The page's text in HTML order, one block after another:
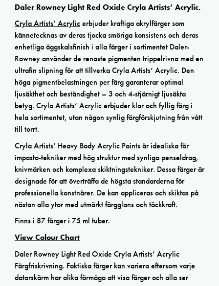
Daler Rowney Light Red Oxide Cryla Artists’ Acrylic.
Cryla Artists’ Acrylicerbjuder kraftiga akrylfärger som
kännetecknas av deras tjocka smöriga konsistens och deras
enhetliga äggskalsfinish i alla färger i sortimentet Daler-
Rowney använder de renaste pigmenten trippelrivna med en
ultrafin slipning för att tillverka Cryla Artists’ Acrylic. Den
höga pigmentbelastningen per färg garanterar optimal
ljusäkthet och beständighet – 3 och 4-stjärnigt ljusäkta
betyg. Cryla Artists’ Acrylic erbjuder klar och fyllig färg i
hela sortimentet, utan någon synlig färgförskjutning från vått
till torrt.
Cryla Artists’ Heavy Body Acrylic Paints är idealiska för
impasto-tekniker med hög struktur med synliga penseldrag,
knivmärken och komplexa skiktningstekniker. Dessa färger är
designade för att överträffa de högsta standarderna för
professionella konstnärer. De kan appliceras och skiktas på
nästan alla ytor med utmärkt färgglans och täckkraft.
Finns i 87 färger i 75 ml tuber.
View Colour Chart
Daler Rowney Light Red Oxide Cryla Artists’ Acrylic
Färgfriskrivning. Faktiska färger kan variera eftersom varje
datorskärm har olika förmåga att visa färger och alla ser